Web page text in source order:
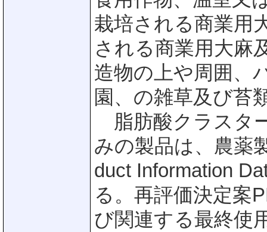
栽培される商業用
される商業用大麻
造物の上や周囲、
園、の雑草及び苔
脂肪酸クラスタ
みの製品は、農薬
duct Information
る。再評価決定案
び関連する最終使